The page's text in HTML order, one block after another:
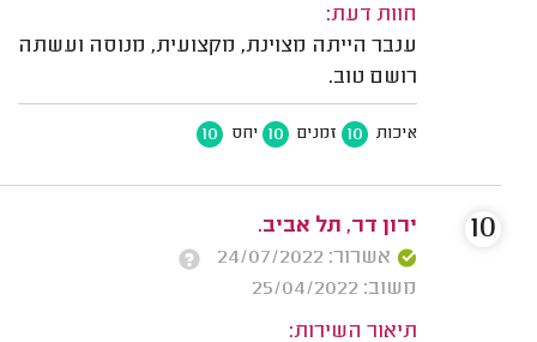
חוות דעת:
ענבר הייתה מצוינת, מקצועית, מנוסה ועשתה
רושם טוב.
איכות 10 זמנים 10 יחס 10
ירון דר, תל אביב.
אשרור: 24/07/2022
משוב: 25/04/2022
תיאור השירות:
10